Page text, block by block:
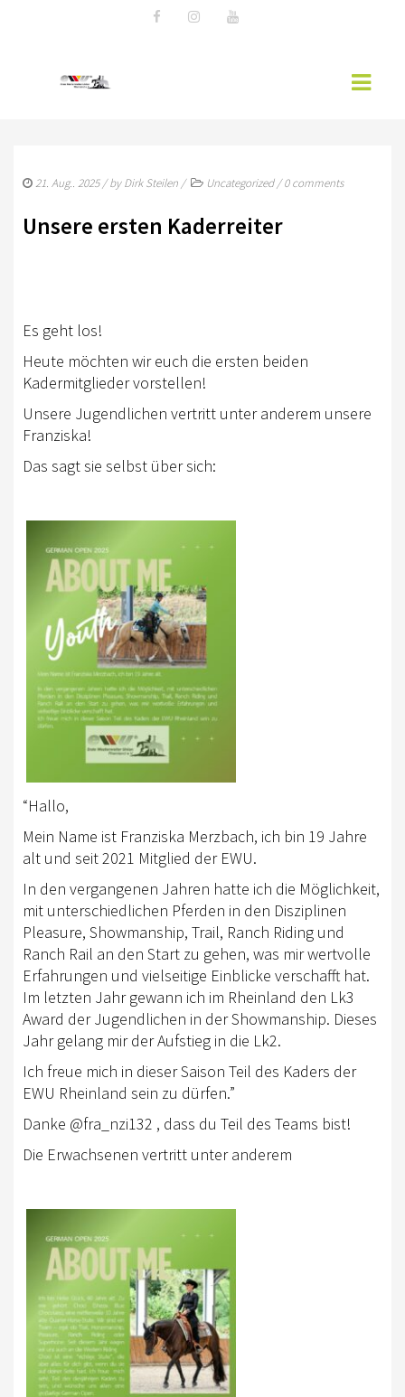
WESTERNREITER ONLINE
SPONSOREN
RHEINLAND-KADER 2025
TURNIERSPORT
TROPHY WERTUNG 2026
BREITENSPORT
HORSE AND DOG TRAIL
AKTIV IM RHEINLAND
TREFFPUNKTE IM RHEINLAND
AUSBILDUNG
WESTERNREITEN
TRAINERAUSBILDUNG
WESTERN-REITABZEICHEN
AUSBILDUNG TURNIERFACHLEUTE
TERMINE
TURNIERE
APO KURSE
KURSE
JUGEND
TREFFPUNKTE DER EWU RHEINLAND
VEREIN
DOWNLOAD
DOWNLOADS EWU RHEINLAND
DOWNLOADS EWU BUND
21. Aug.. 2025/ byDirk Steilen / Uncategorized/0 comments
Unsere ersten Kaderreiter
Es geht los!
Heute möchten wir euch die ersten beiden
Kadermitglieder vorstellen!
Unsere Jugendlichen vertritt unter anderem unsere
Franziska!
Das sagt sie selbst über sich:
“Hallo,
Mein Name ist Franziska Merzbach, ich bin 19 Jahre
alt und seit 2021 Mitglied der EWU.
In den vergangenen Jahren hatte ich die Möglichkeit,
mit unterschiedlichen Pferden in den Disziplinen
Pleasure, Showmanship, Trail, Ranch Riding und
Ranch Rail an den Start zu gehen, was mir wertvolle
Erfahrungen und vielseitige Einblicke verschafft hat.
Im letzten Jahr gewann ich im Rheinland den Lk3
Award der Jugendlichen in der Showmanship. Dieses
Jahr gelang mir der Aufstieg in die Lk2.
Ich freue mich in dieser Saison Teil des Kaders der
EWU Rheinland sein zu dürfen.”
Danke @fra_nzi132 , dass du Teil des Teams bist!
Die Erwachsenen vertritt unter anderem